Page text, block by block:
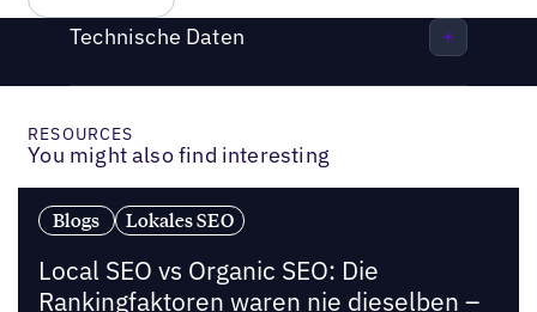
Technische Daten
RESOURCES
You might also find interesting
Blogs Lokales SEO
Local SEO vs Organic SEO: Die
Rankingfaktoren waren nie dieselben –